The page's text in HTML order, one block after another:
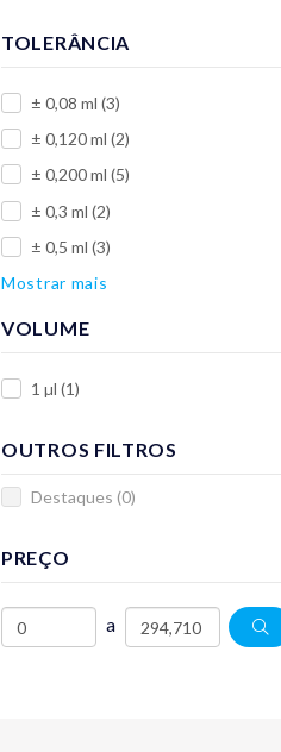
TOLERÂNCIA
± 0,08 ml (3)
± 0,120 ml (2)
± 0,200 ml (5)
± 0,3 ml (2)
± 0,5 ml (3)
Mostrar mais
VOLUME
1 µl (1)
OUTROS FILTROS
Destaques (0)
PREÇO
a